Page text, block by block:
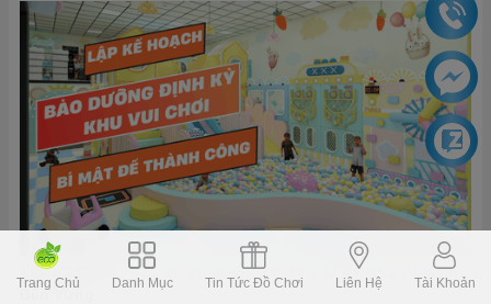
Lập Kế Hoạch Bảo Dưỡng Định Kỳ: Bí Mật Để Khu Vui Chơi
Bền Vững
Trang Chủ Danh Mục Tin Tức Đồ Chơi Liên Hệ Tài Khoản